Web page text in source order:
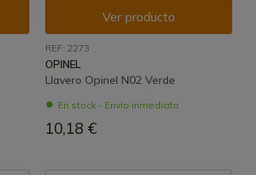
Ver producto
REF: 2273
OPINEL
Llavero Opinel N02 Verde
En stock - Envío inmediato
10,18 €